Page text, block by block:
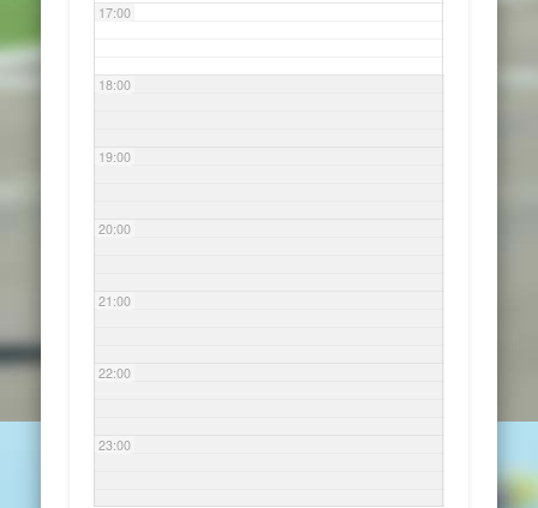
17:00
18:00
19:00
20:00
21:00
22:00
23:00